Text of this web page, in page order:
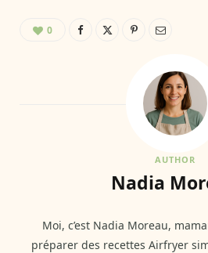
0
AUTHOR
Nadia
Moi, c’est Nadia Moreau,
préparer des recettes Airfryer